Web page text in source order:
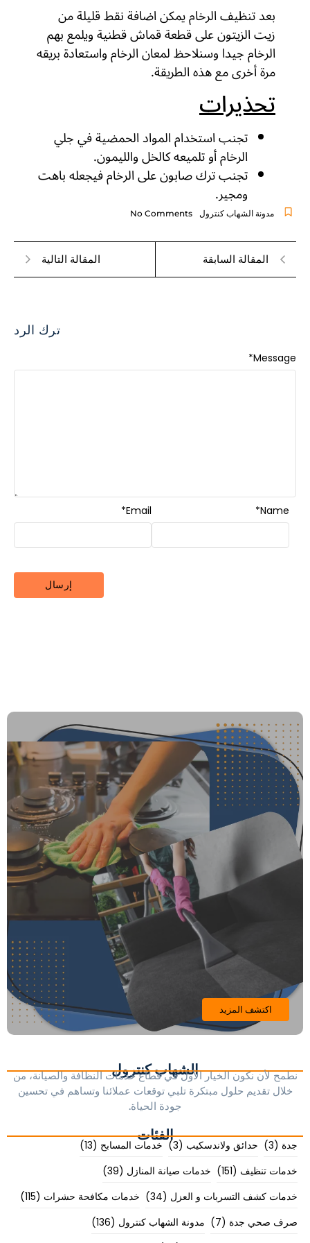
بعد تنظيف الرخام يمكن اضافة نقط قليلة من
زيت الزيتون على قطعة قماش قطنية ويلمع بهم
الرخام جيدا وسنلاحظ لمعان الرخام واستعادة بريقه
مرة أخرى مع هذه الطريقة.
تحذيرات
تجنب استخدام المواد الحمضية في جلي
الرخام أو تلميعه كالخل والليمون.
تجنب ترك صابون على الرخام فيجعله باهت
ومجير.
مدونة الشهاب كنترول
المقالة السابقة المقالة التالية
ترك الرد
Message
*
Name
*
Email
*
الشهاب كنترول
نطمح لأن نكون الخيار الأول في قطاع خدمات النظافة والصيانة، من
خلال تقديم حلول مبتكرة تلبي توقعات عملائنا وتساهم في تحسين
جودة الحياة.
اكتشف المزيد
الفئات
جدة (3) حدائق ولاندسكيب (3) خدمات المسابح (13)
خدمات تنظيف (151) خدمات صيانة المنازل (39)
خدمات كشف التسربات و العزل (34) خدمات مكافحة حشرات (115)
صرف صحي جدة (7) مدونة الشهاب كنترول (136)